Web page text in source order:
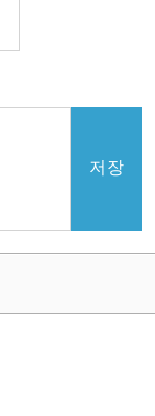
저장